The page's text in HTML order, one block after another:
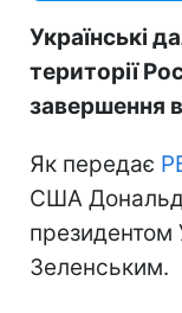
Українські
території
завершення
Як передає
США
президентом
Зеленським.